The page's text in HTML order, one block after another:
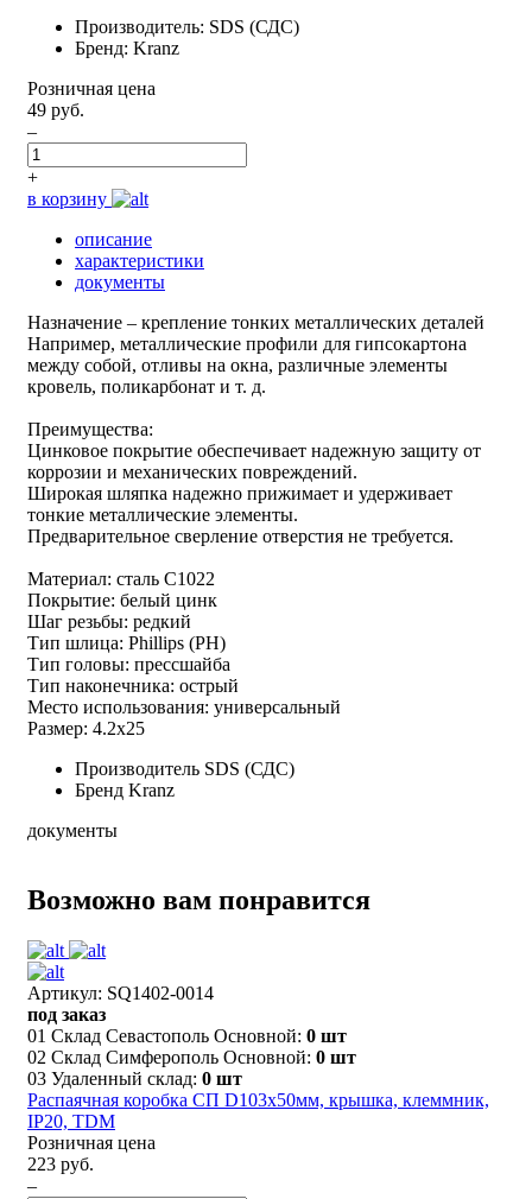
Производитель: SDS (СДС)
Бренд: Kranz
Розничная цена
49 руб.
–
+
в корзину
описание
характеристики
документы
Назначение – крепление тонких металлических деталей
Например, металлические профили для гипсокартона
между собой, отливы на окна, различные элементы
кровель, поликарбонат и т. д.
Преимущества:
Цинковое покрытие обеспечивает надежную защиту от
коррозии и механических повреждений.
Широкая шляпка надежно прижимает и удерживает
тонкие металлические элементы.
Предварительное сверление отверстия не требуется.
Материал: сталь С1022
Покрытие: белый цинк
Шаг резьбы: редкий
Тип шлица: Phillips (PH)
Тип головы: прессшайба
Тип наконечника: острый
Место использования: универсальный
Размер: 4.2х25
Производитель SDS (СДС)
Бренд Kranz
документы
Возможно вам понравится
Артикул: SQ1402-0014
под заказ
01 Склад Севастополь Основной: 0 шт
02 Склад Симферополь Основной: 0 шт
03 Удаленный склад: 0 шт
Распаячная коробка СП D103х50мм, крышка, клеммник,
IP20, TDM
Розничная цена
223 руб.
–